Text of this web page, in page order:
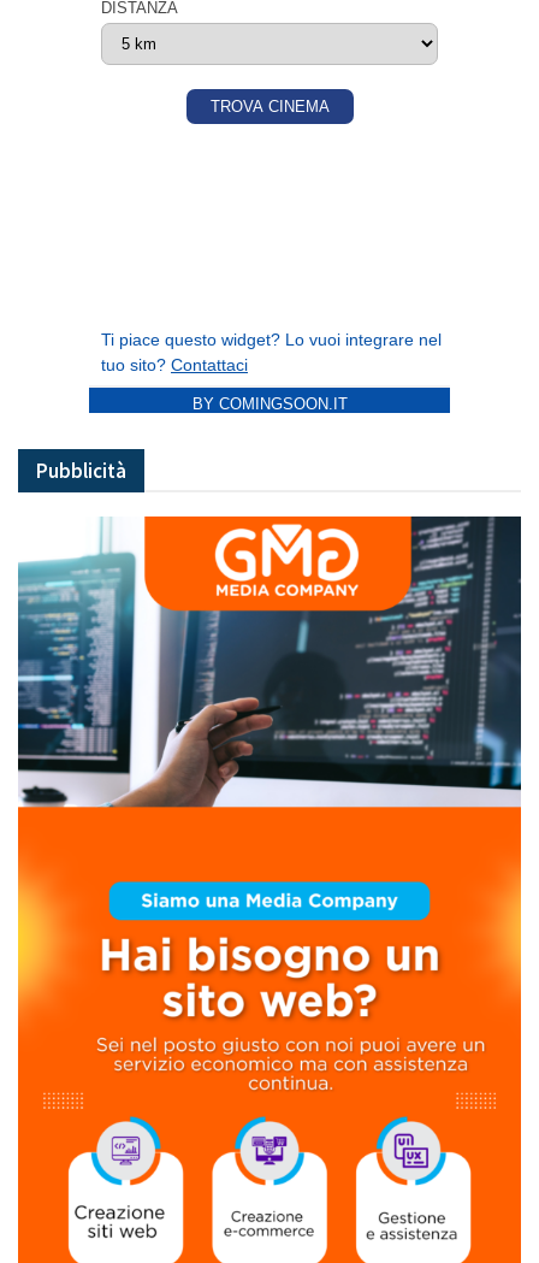
BY COMINGSOON.IT
Pubblicità